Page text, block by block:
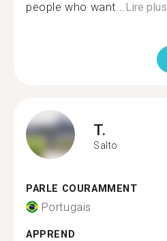
people who want...Lire plus
T.
Salto
PARLE COURAMMENT
Portugais
APPREND